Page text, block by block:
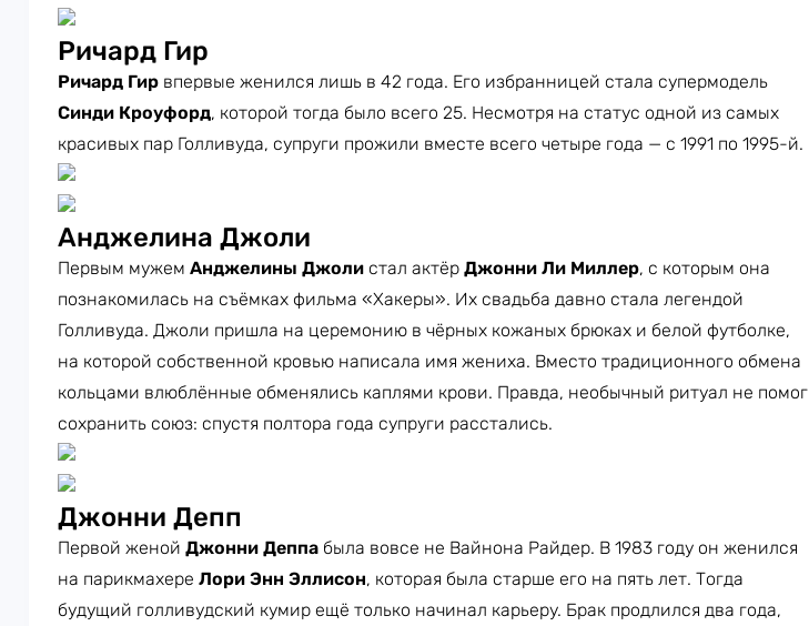
Ричард Гир
Ричард Гир впервые женился лишь в 42 года. Его избранницей стала супермодель
Синди Кроуфорд, которой тогда было всего 25. Несмотря на статус одной из самых
красивых пар Голливуда, супруги прожили вместе всего четыре года — с 1991 по 1995-й.
Анджелина Джоли
Первым мужем Анджелины Джоли стал актёр Джонни Ли Миллер, с которым она
познакомилась на съёмках фильма «Хакеры». Их свадьба давно стала легендой
Голливуда. Джоли пришла на церемонию в чёрных кожаных брюках и белой футболке,
на которой собственной кровью написала имя жениха. Вместо традиционного обмена
кольцами влюблённые обменялись каплями крови. Правда, необычный ритуал не помог
сохранить союз: спустя полтора года супруги расстались.
Джонни Депп
Первой женой Джонни Деппа была вовсе не Вайнона Райдер. В 1983 году он женился
на парикмахере Лори Энн Эллисон, которая была старше его на пять лет. Тогда
будущий голливудский кумир ещё только начинал карьеру. Брак продлился два года,